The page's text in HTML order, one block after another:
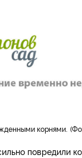
корнями.
повредили